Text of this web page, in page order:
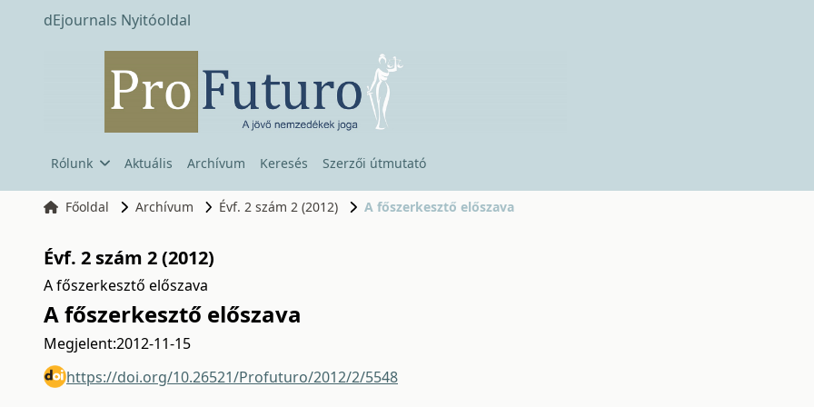
dEjournals Nyitóoldal
Rólunk Aktuális Archívum Keresés Szerzői útmutató
Főoldal Archívum Évf. 2 szám 2 (2012) A főszerkesztő előszava
Évf. 2 szám 2 (2012)
A főszerkesztő előszava
A főszerkesztő előszava
Megjelent:2012-11-15
https://doi.org/10.26521/Profuturo/2012/2/5548